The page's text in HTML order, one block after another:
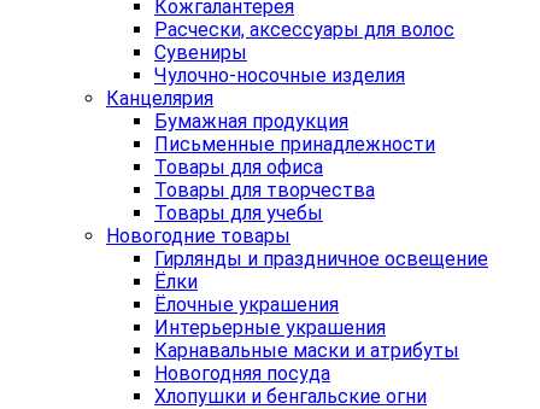
Кожгалантерея
Расчески, аксессуары для волос
Сувениры
Чулочно-носочные изделия
Канцелярия
Бумажная продукция
Письменные принадлежности
Товары для офиса
Товары для творчества
Товары для учебы
Новогодние товары
Гирлянды и праздничное освещение
Ёлки
Ёлочные украшения
Интерьерные украшения
Карнавальные маски и атрибуты
Новогодняя посуда
Хлопушки и бенгальские огни